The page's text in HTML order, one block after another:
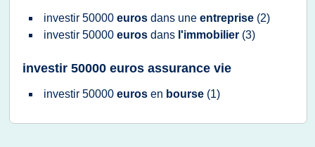
investir 50000 euros dans une entreprise (2)
investir 50000 euros dans l'immobilier (3)
investir 50000 euros assurance vie
investir 50000 euros en bourse (1)